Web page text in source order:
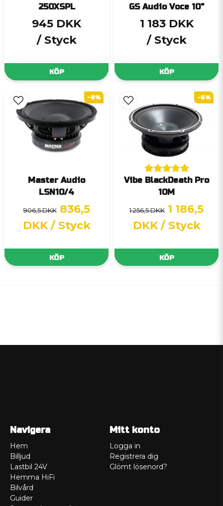
250XSPL
945 DKK
/ Styck
KÖP
GS Audio Voce 10"
1 183 DKK
/ Styck
KÖP
Master Audio
LSN10/4
906,5 DKK 836,5
DKK / Styck
KÖP
-8%
Vibe BlackDeath Pro
10M
1 256,5 DKK 1 186,5
DKK / Styck
KÖP
-6%
Navigera
Hem
Billjud
Lastbil 24V
Hemma HiFi
Bilvård
Guider
Mitt konto
Logga in
Registrera dig
Glömt lösenord?